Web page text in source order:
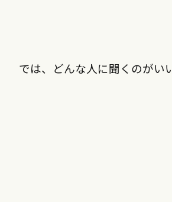
では、どんな人に聞くのがい